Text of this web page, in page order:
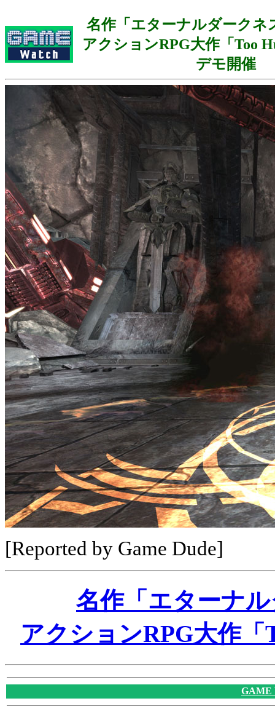
名作「エターナルダークネ
アクションRPG大作「Too
デモ開催
[Reported by Game Dude]
名作「エターナ
アクションRPG大作
GAME